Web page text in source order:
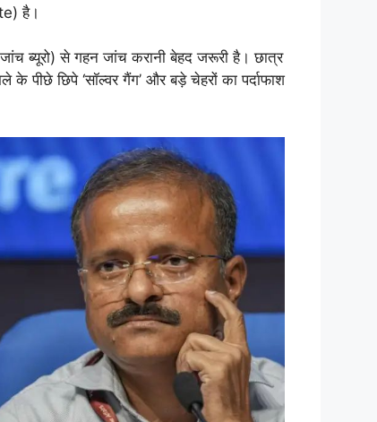
है।
ब्यूरो) से गहन जांच करानी बेहद जरूरी है। छात्र
छिपे ‘सॉल्वर गैंग’ और बड़े चेहरों का पर्दाफाश